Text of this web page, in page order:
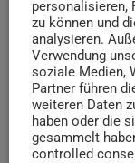
Tschüss Ghetto-
2027 soll die
saniert werden -
genau geplant
Treveris GmbH
today 24. FEBRUAR 2025
personalisieren,
zu können und
analysieren.
Verwendung
soziale Medien,
Partner führen
weiteren Daten
haben oder die
gesammelt
controlled